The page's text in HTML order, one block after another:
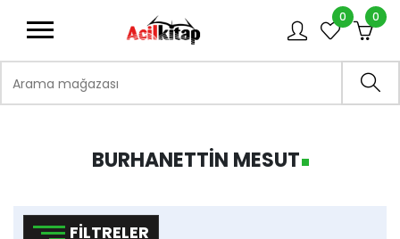
0 0
BURHANETTIN MESUT
FILTRELER